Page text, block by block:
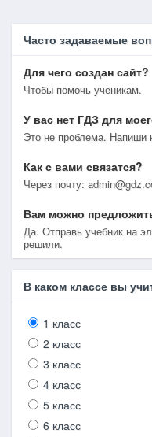
Часто задаваемые
Для чего создан сайт?
Чтобы помочь ученикам.
У вас нет ГДЗ для
Это не проблема. Напиши
Как с вами связатся?
Через почту:
Вам можно
Да. Отправь учебник на
решили.
В каком классе вы
1 класс
2 класс
3 класс
4 класс
5 класс
6 класс